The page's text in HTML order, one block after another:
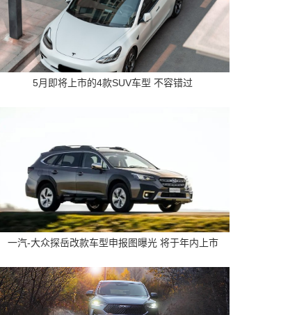
5月即将上市的4款SUV车型 不容错过
一汽-大众探岳改款车型申报图曝光 将于年内上市